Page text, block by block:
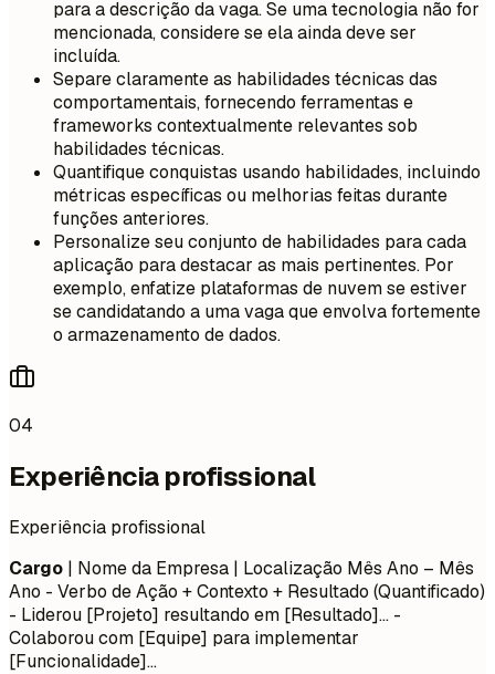
para a descrição da vaga. Se uma tecnologia não for
mencionada, considere se ela ainda deve ser
incluída.
Separe claramente as habilidades técnicas das
comportamentais, fornecendo ferramentas e
frameworks contextualmente relevantes sob
habilidades técnicas.
Quantifique conquistas usando habilidades, incluindo
métricas específicas ou melhorias feitas durante
funções anteriores.
Personalize seu conjunto de habilidades para cada
aplicação para destacar as mais pertinentes. Por
exemplo, enfatize plataformas de nuvem se estiver
se candidatando a uma vaga que envolva fortemente
o armazenamento de dados.
04
Experiência profissional
Experiência profissional
Cargo | Nome da Empresa | Localização Mês Ano – Mês
Ano - Verbo de Ação + Contexto + Resultado (Quantificado)
- Liderou [Projeto] resultando em [Resultado]... -
Colaborou com [Equipe] para implementar
[Funcionalidade]...